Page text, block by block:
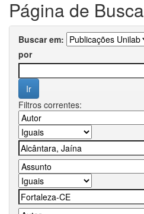
Página de Busca
Buscar em:
por
Filtros correntes: